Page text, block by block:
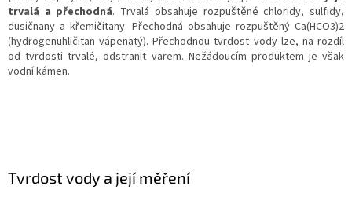
trvalá a přechodná. Trvalá obsahuje rozpuštěné chloridy, sulfidy,
dusičnany a křemičitany. Přechodná obsahuje rozpuštěný Ca(HCO3)2
(hydrogenuhličitan vápenatý). Přechodnou tvrdost vody lze, na rozdíl
od tvrdosti trvalé, odstranit varem. Nežádoucím produktem je však
vodní kámen.
Tvrdost vody a její měření